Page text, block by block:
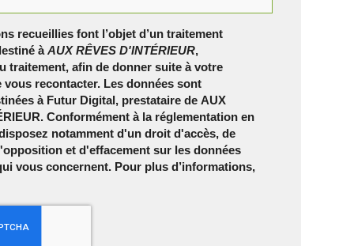
recueillies font l’objet d’un traitement
àAUX RÊVES D'INTÉRIEUR,
traitement, afin de donner suite à votre
vous recontacter. Les données sont
à Futur Digital, prestataire de AUX
Conformément à la réglementation en
notamment d'un droit d'accès, de
et d'effacement sur les données
vous concernent. Pour plus d’informations,